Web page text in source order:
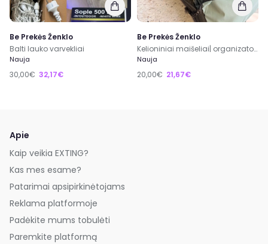
Be Prekės Ženklo
Balti lauko varvekliai
Nauja
30,00€ 32,17€
Be Prekės Ženklo
Kelioniniai maišeliai| organizatoriai | lagaminui| galima išdidinti su užtrauktukais
Nauja
20,00€ 21,67€
Apie
Kaip veikia EXTING?
Kas mes esame?
Patarimai apsipirkinėtojams
Reklama platformoje
Padėkite mums tobulėti
Paremkite platformą